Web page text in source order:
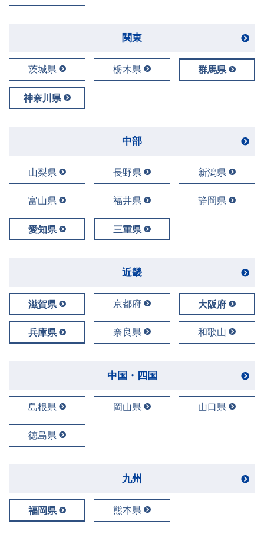
関東
茨城県 栃木県 群馬県
神奈川県
中部
山梨県 長野県 新潟県
富山県 福井県 静岡県
愛知県 三重県
近畿
滋賀県 京都府 大阪府
兵庫県 奈良県 和歌山
中国・四国
島根県 岡山県 山口県
徳島県
九州
福岡県 熊本県